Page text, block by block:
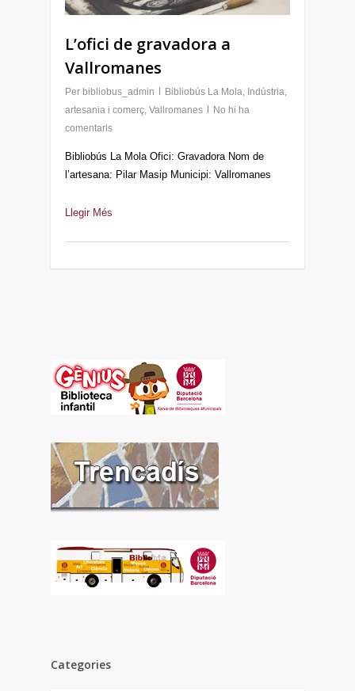
L’ofici de gravadora a
Vallromanes
Per bibliobus_admin Bibliobús La Mola, Indústria,
artesania i comerç, Vallromanes
No hi ha
comentaris
Bibliobús La Mola Ofici: Gravadora Nom de
l’artesana: Pilar Masip Municipi: Vallromanes
Llegir Més
Categories